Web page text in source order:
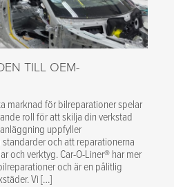
TILL OEM-
marknad för bilreparationer spelar
roll för att skilja din verkstad
uppfyller
och att reparationerna
och verktyg. Car-O-Liner® har mer
och är en pålitlig
Vi […]